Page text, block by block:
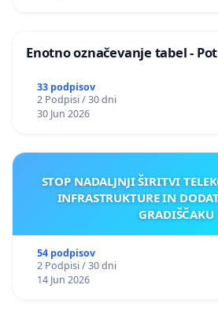
Enotno označevanje tabel -
33 podpisov
2 Podpisi / 30 dni
30 Jun 2026
STOP NADALJNJI ŠIRITVI
INFRASTRUKTURE IN
GRADIŠČAKU
54 podpisov
2 Podpisi / 30 dni
14 Jun 2026